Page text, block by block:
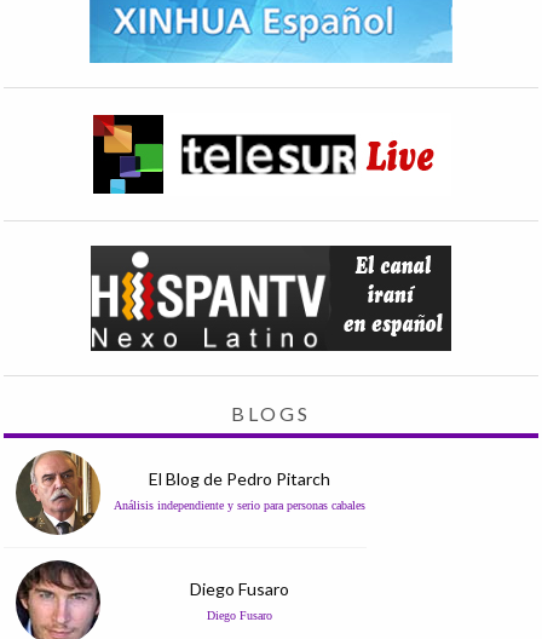
BLOGS
El Blog de Pedro Pitarch
Análisis independiente y serio para personas cabales
Diego Fusaro
Diego Fusaro